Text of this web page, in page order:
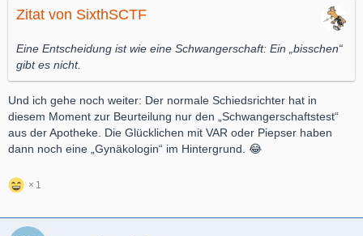
Zitat von SixthSCTF
Eine Entscheidung ist wie eine Schwangerschaft: Ein „bisschen“
gibt es nicht.
Und ich gehe noch weiter: Der normale Schiedsrichter hat in
diesem Moment zur Beurteilung nur den „Schwangerschaftstest“
aus der Apotheke. Die Glücklichen mit VAR oder Piepser haben
dann noch eine „Gynäkologin“ im Hintergrund. 😂
1